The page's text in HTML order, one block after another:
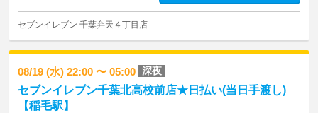
セブンイレブン 千葉弁天４丁目店
08/19 (水) 22:00 〜 05:00 深夜
セブンイレブン千葉北高校前店★日払い(当日手渡し)
【稲毛駅】